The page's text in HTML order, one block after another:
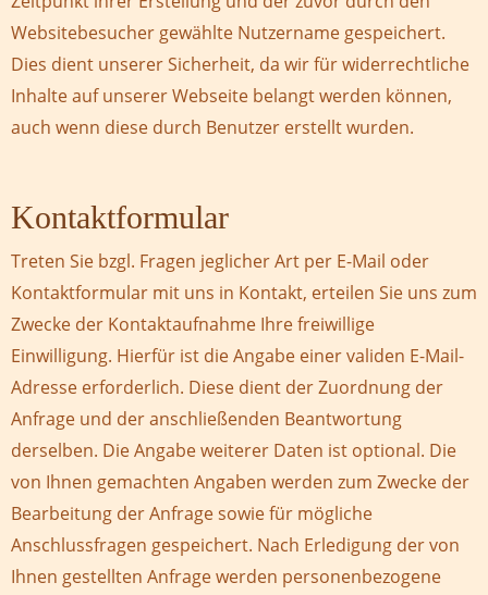
Websitebesucher gewählte Nutzername gespeichert.
Dies dient unserer Sicherheit, da wir für widerrechtliche
Inhalte auf unserer Webseite belangt werden können,
auch wenn diese durch Benutzer erstellt wurden.
Kontaktformular
Treten Sie bzgl. Fragen jeglicher Art per E-Mail oder
Kontaktformular mit uns in Kontakt, erteilen Sie uns zum
Zwecke der Kontaktaufnahme Ihre freiwillige
Einwilligung. Hierfür ist die Angabe einer validen E-Mail-
Adresse erforderlich. Diese dient der Zuordnung der
Anfrage und der anschließenden Beantwortung
derselben. Die Angabe weiterer Daten ist optional. Die
von Ihnen gemachten Angaben werden zum Zwecke der
Bearbeitung der Anfrage sowie für mögliche
Anschlussfragen gespeichert. Nach Erledigung der von
Ihnen gestellten Anfrage werden personenbezogene